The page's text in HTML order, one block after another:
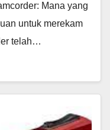
Mana yang
untuk merekam
telah…